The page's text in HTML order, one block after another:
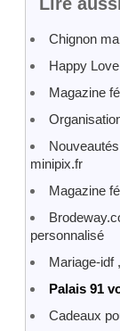
Chignon
Happy
Magazine
minipix.fr
Magazine
personnalisé
Mariage-idf
Palais 91
Cadeaux